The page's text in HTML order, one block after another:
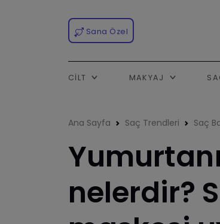
Sana Özel
CILT MAKYAJ
Ana Sayfa Saç Trendleri Saç
nelerdir?